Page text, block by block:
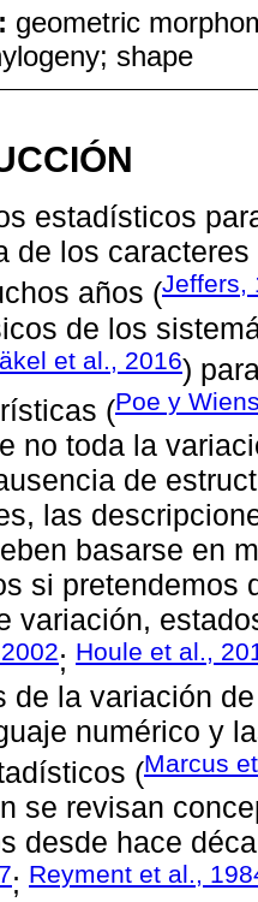
geometric
shape
estadísticos
de los
años (Jeffers,
de los
et al., 2016)
(Poe y
no toda la
de
las
basarse en
si pretendemos
variación,
; Houle et al.,
de la variación
numérico y
(Marcus
se revisan
desde hace
; Reyment et al.,